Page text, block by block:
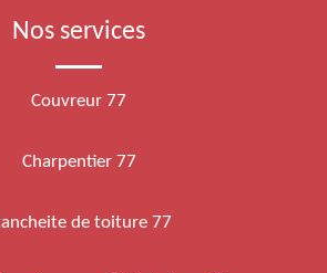
Nos services
Couvreur 77
Charpentier 77
de toiture 77